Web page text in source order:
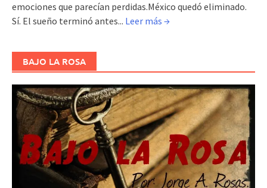
emociones que parecían perdidas.México quedó eliminado.
Sí. El sueño terminó antes... Leer más →
BAJO LA ROSA